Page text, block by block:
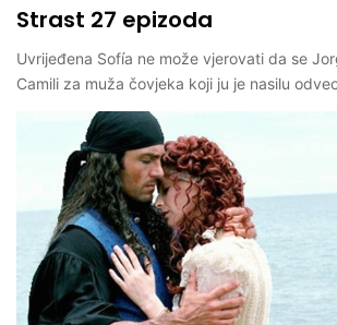
Strast 27 epizoda
Uvrijeđena Sofía ne može vjerovati da se
Camili za muža čovjeka koji ju je nasilu